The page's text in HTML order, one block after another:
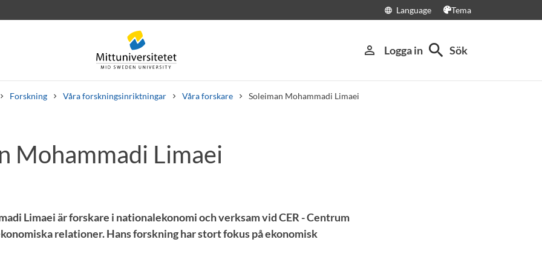
language Language Tema
person_outline Logga in search Sök
Forskning Våra forskningsinriktningar Våra forskare Soleiman Mohammadi Limaei
Personal Lediga jobb
Mohammadi Limaei
Limaei är forskare i nationalekonomi och verksam vid CER - Centrum
relationer. Hans forskning har stort fokus på ekonomisk